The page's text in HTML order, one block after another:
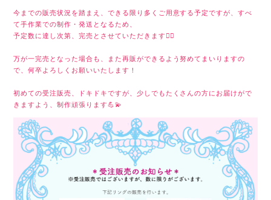
今までの販売状況を踏まえ、できる限り多くご用意する予定ですが、すべ
て手作業での制作・発送となるため、
予定数に達し次第、完売とさせていただきます🙇‍♂️
万が一完売となった場合も、また再販ができるよう努めてまいりますの
で、何卒よろしくお願いいたします！
初めての受注販売、ドキドキですが、少しでもたくさんの方にお届けがで
きますよう、制作頑張ります💪💫